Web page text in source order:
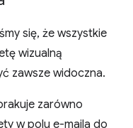
się, że wszystkie
wizualną
zawsze widoczna.
zarówno
w polu e-maila do